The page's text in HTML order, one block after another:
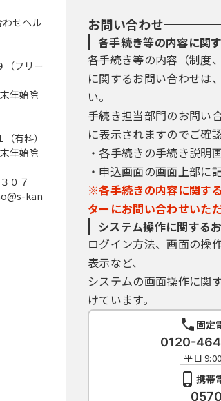
必要な手続については、自ら電子証明書を取得
署名を利用する場合、利用環境の準備、電子
。
、自らの責任において電子証明書を厳重に管
ては、交付を受けた市町村窓口）に対して速や
体は、当該利用者の電子証明書により申請・届
Ｄ・パスワード等の管理
ＩＤ、パスワード、申請データの送信時に画面
のパスワード等の照会には応じないでください。
より高めるため、パスワードは、定期的に変更
Ｄ、パスワードは、再発行しません。なお、利
に問い合わせ先に連絡し、その指示に従ってくだ
ＩＤ及びパスワードについては、特に有効期限
体の職権において抹消することができるものとし
体は、利用者ＩＤ及びパスワード、整理番号及
が障害その他の理由により利用できなくなっ
わせヘル
（フリー
年始除
有料）
年始除
０７
kan
お問い合わせ
各手続き等の内容に関
各手続き等の内容（制度
に関するお問い合わせは
い。
手続き担当部門のお問い
に表示されますのでご確
・各手続きの手続き説明
・申込画面の画面上部
※各手続きの内容に関す
ターにお問い合わせいた
システム操作に関する
ログイン方法、画面の操
表示など、
システムの画面操作に関
けています。
固定
0120-
平日
携帯